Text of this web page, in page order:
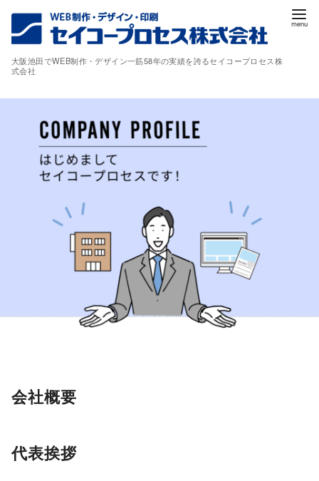
大阪池田でWEB制作・デザイン一筋58年の実績を誇るセイコープロセス株
式会社
会社概要
代表挨拶